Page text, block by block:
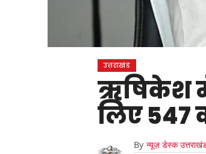
उत्तराखंड
ऋषिकेश में
लिए 547
By न्यूज़ डेस्क